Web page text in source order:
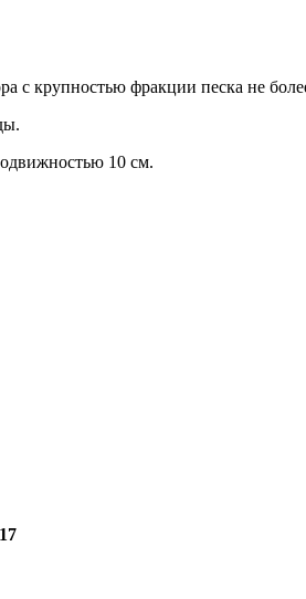
с крупностью фракции песка не
10 см.